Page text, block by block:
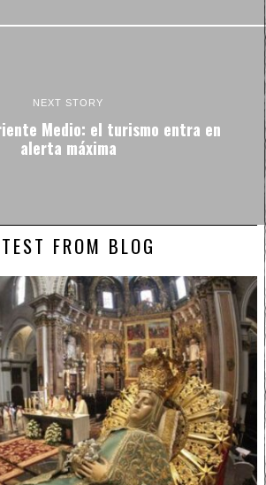
NEXT STORY
Medio: el turismo entra en
alerta máxima
FROM BLOG